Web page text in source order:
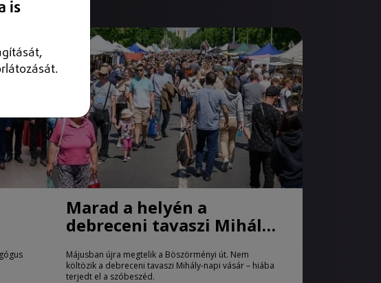
Marad a helyén a
debreceni tavaszi Mihály-
Májusban újra megtelik a Böszörményi út. Nem
költözik a debreceni tavaszi Mihály-napi vásár – hiába
terjedt el a szóbeszéd.
is